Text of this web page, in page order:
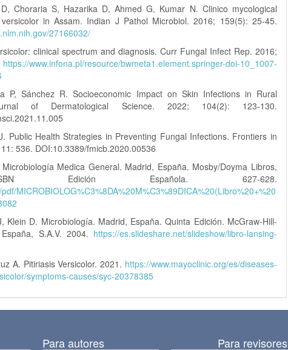
Choraria S, Hazarika D, Ahmed G, Kumar N. Clinico mycological
in Assam. Indian J Pathol Microbiol. 2016; 159(5): 25-45.
27166032/
clinical spectrum and diagnosis. Curr Fungal Infect Rep. 2016;
https://www.infona.pl/resource/bwmeta1.element.springer-doi-10_1007-
P, Sánchez R. Socioeconomic Impact on Skin Infections in Rural
of Dermatological Science. 2022; 104(2): 123-130.
Public Health Strategies in Preventing Fungal Infections. Frontiers in
536. DOI:10.3389/fmicb.2020.00536
Medica General. Madrid, España. Mosby/Doyma Libros,
Edición Española. 627-628.
MICROBIOLOG%C3%8DA%20M%C3%89DICA%20(Libro%20+%20
Klein D. Microbiología. Madrid, España. Quinta Edición. McGraw-Hill-
S.A.V. 2004. https://es.slideshare.net/slideshow/libro-lansing-
A. Pitiriasis Versicolor. 2021. https://www.mayoclinic.org/es/diseases-
symptoms-causes/syc-20378385
Para autores Para revisores